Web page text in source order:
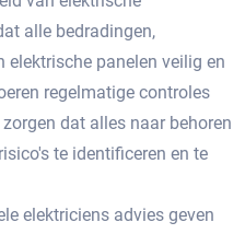
alle bedradingen,
elektrische panelen veilig en
regelmatige controles
dat alles naar behoren
te identificeren en te
elektriciens advies geven